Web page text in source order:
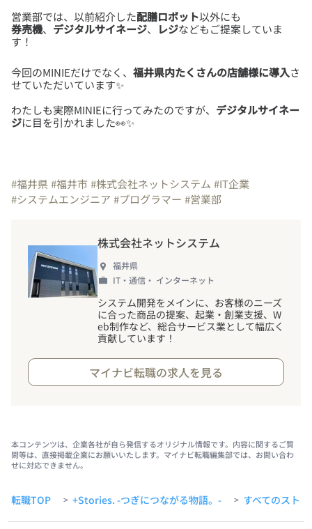
営業部では、以前紹介した配膳ロボット
券売機、 デジタルサイネージ、 レジなどもご提案していま
す！
今回のMINIEだけでなく、 福井県内たくさんの店舗様に導入さ
わたしも実際MINIEに行ってみたのですが、 デジタルサイネー
ジに目を引かれました👀✨
#福井県#福井市 #株式会社ネットシステム #IT企業
#システムエンジニア #プログラマー #営業部
株式会社ネットシステム
福井県
IT・通信・ インターネット
システム開発をメインに、お客様のニーズ
に合った商品の提案、起業・創業支援、W
eb制作など、総合サービス業として幅広く
貢献しています ！
マイナビ転職の求人を見る
本コンテンツは、企業各社が自ら発信するオリジナル情報です。内容に関するご質
問等は、直接掲載企業にお願いいたします。マイナビ転職編集部では、お問い合わ
せに対応できません。
転職TOP > +Stories. -つぎにつながる物語。- > すべてのスト